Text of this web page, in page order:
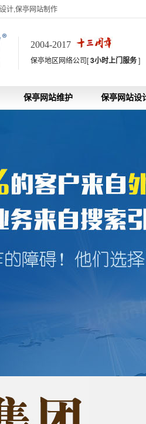
计,保亭网站制作
2004-2017
保亭地区网络公司[3小时上门服务]
保亭网站维护 保亭网站设